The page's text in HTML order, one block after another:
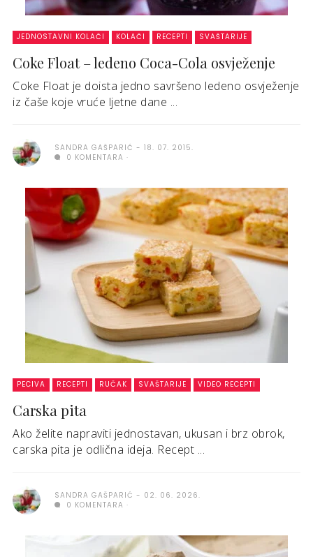
JEDNOSTAVNI KOLAČI KOLAČI RECEPTI SVAŠTARIJE
Coke Float – ledeno Coca-Cola osvježenje
Coke Float je doista jedno savršeno ledeno osvježenje
iz čaše koje vruće ljetne dane ...
SANDRA GAŠPARIĆ
18. 07. 2015.
0 KOMENTARA
PECIVA RECEPTI RUČAK SVAŠTARIJE VIDEO RECEPTI
Carska pita
Ako želite napraviti jednostavan, ukusan i brz obrok,
carska pita je odlična ideja. Recept ...
SANDRA GAŠPARIĆ
02. 06. 2026.
0 KOMENTARA